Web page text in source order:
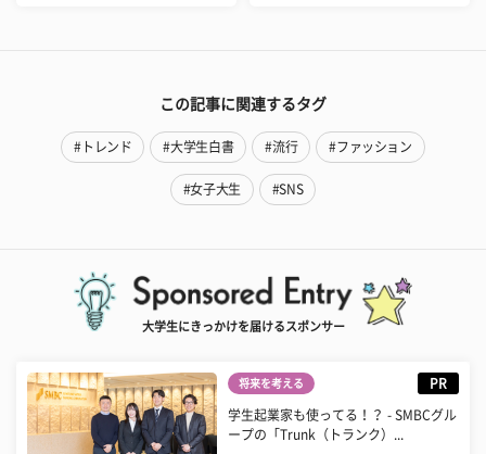
この記事に関連するタグ
#トレンド #大学生白書 #流行 #ファッション
#女子大生 #SNS
大学生にきっかけを届けるスポンサー
将来を考える PR
学生起業家も使ってる！？ - SMBCグル
ープの「Trunk（トランク）...